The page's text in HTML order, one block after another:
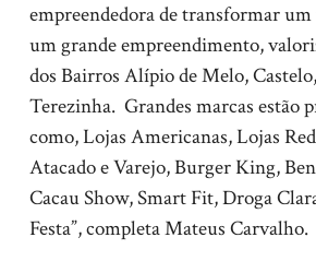
empreendedora de transformar
um grande empreendimento,
dos Bairros Alípio de Melo,
Terezinha. Grandes marcas estão
como, Lojas Americanas, Lojas
Atacado e Varejo, Burger King,
Cacau Show, Smart Fit, Droga
Festa”, completa Mateus Carvalho.